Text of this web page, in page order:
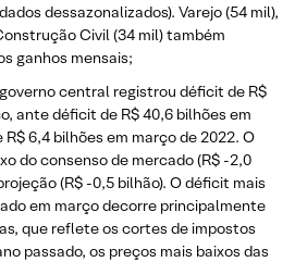
dessazonalizados). Varejo (54 mil),
Civil (34 mil) também
ganhos mensais;
central registrou déficit de R$
ante déficit de R$ 40,6 bilhões em
6,4 bilhões em março de 2022. O
do consenso de mercado (R$ -2,0
(R$ -0,5 bilhão). O déficit mais
em março decorre principalmente
que reflete os cortes de impostos
passado, os preços mais baixos das